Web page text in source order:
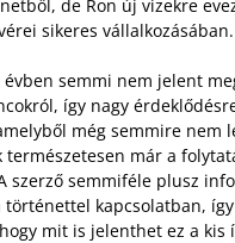
de Ron új vizekre
sikeres vállalkozásában.
semmi nem jelent
így nagy
még semmire nem
természetesen már a
szerző semmiféle plusz
történettel kapcsolatban,
mit is jelenthet ez a kis